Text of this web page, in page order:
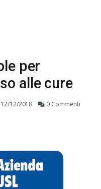
per
alle cure
12/12/2018 0 Commenti